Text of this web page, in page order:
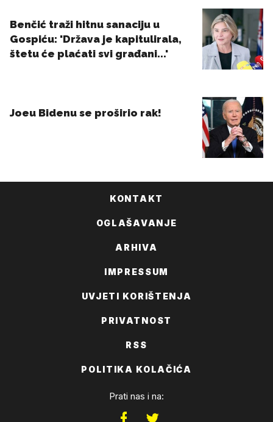
KONTAKT
OGLAŠAVANJE
ARHIVA
IMPRESSUM
UVJETI KORIŠTENJA
PRIVATNOST
RSS
POLITIKA KOLAČIĆA
Prati nas i na: